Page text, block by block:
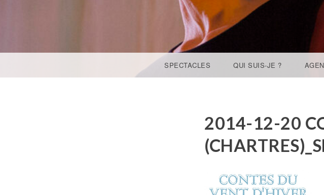
SPECTACLES QUI SUIS-JE ?
2014-12-20